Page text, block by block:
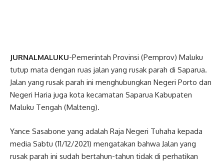
JURNALMALUKU-Pemerintah Provinsi (Pemprov) Maluku
tutup mata dengan ruas jalan yang rusak parah di Saparua.
Jalan yang rusak parah ini menghubungkan Negeri Porto dan
Negeri Haria juga kota kecamatan Saparua Kabupaten
Maluku Tengah (Malteng).
Yance Sasabone yang adalah Raja Negeri Tuhaha kepada
media Sabtu (11/12/2021) mengatakan bahwa Jalan yang
rusak parah ini sudah bertahun-tahun tidak di perhatikan